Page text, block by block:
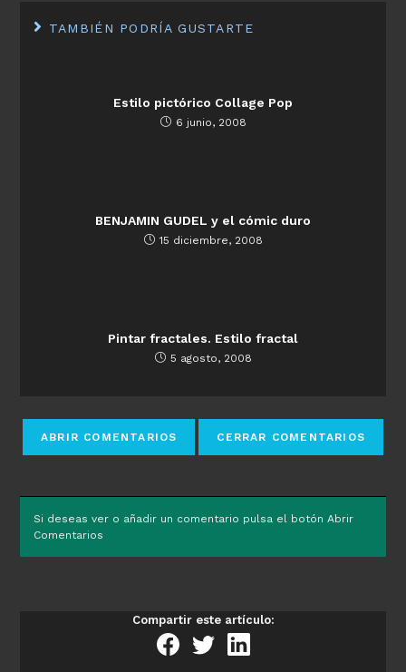
TAMBIÉN PODRÍA GUSTARTE
Estilo pictórico Collage Pop
6 junio, 2008
BENJAMIN GUDEL y el cómic duro
15 diciembre, 2008
Pintar fractales. Estilo fractal
5 agosto, 2008
Si deseas ver o añadir un comentario pulsa el botón Abrir
Comentarios
Compartir este artículo: